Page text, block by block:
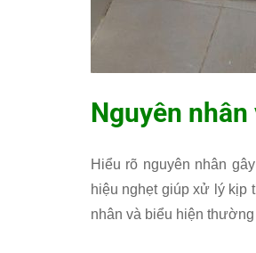
Nguyên
Hiểu rõ nguyên nhân
hiệu nghẹt giúp xử lý kịp
nhân và biểu hiện thường